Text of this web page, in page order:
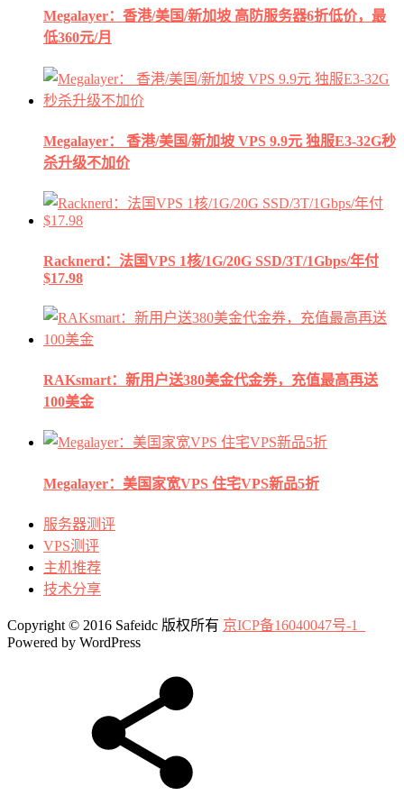
Megalayer：香港/美国/新加坡 高防服务器6折低价，最
低360元/月
Megalayer： 香港/美国/新加坡 VPS 9.9元 独服E3-32G秒
杀升级不加价
Racknerd：法国VPS 1核/1G/20G SSD/3T/1Gbps/年付
$17.98
RAKsmart：新用户送380美金代金券，充值最高再送
100美金
Megalayer：美国家宽VPS 住宅VPS新品5折
服务器测评
VPS测评
主机推荐
技术分享
Copyright © 2016 Safeidc 版权所有 京ICP备16040047号-1
Powered by WordPress